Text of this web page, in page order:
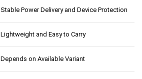
Stable Power Delivery and Device Protection
Lightweight and Easy to Carry
Depends on Available Variant